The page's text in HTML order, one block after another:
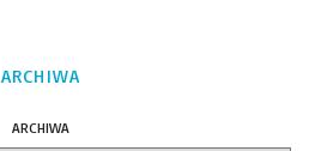
ARCHIWA
ARCHIWA